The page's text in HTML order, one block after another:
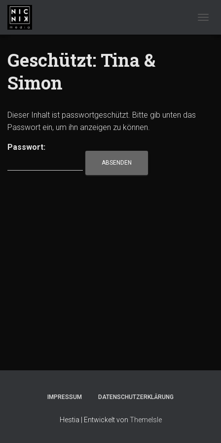
Geschützt: Tina &
Simon
Dieser Inhalt ist passwortgeschützt. Bitte gib unten das
Passwort ein, um ihn anzeigen zu können.
Passwort:
IMPRESSUM DATENSCHUTZERKLÄRUNG
Hestia | Entwickelt von ThemeIsle